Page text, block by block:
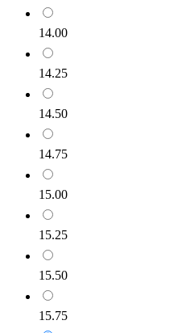
14.00
14.25
14.50
14.75
15.00
15.25
15.50
15.75